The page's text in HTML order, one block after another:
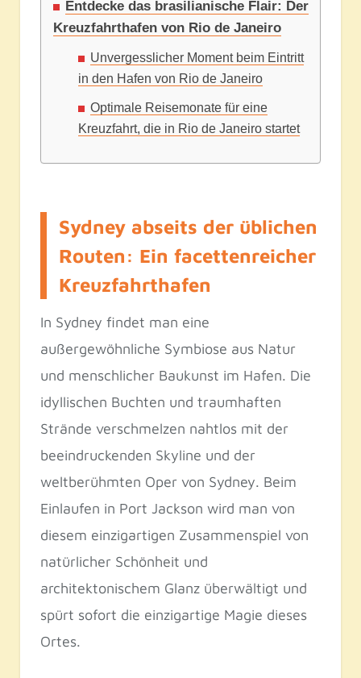
Entdecke das brasilianische Flair: Der
Kreuzfahrthafen von Rio de Janeiro
Unvergesslicher Moment beim Eintritt
in den Hafen von Rio de Janeiro
Optimale Reisemonate für eine
Kreuzfahrt, die in Rio de Janeiro startet
Sydney abseits der üblichen
Routen: Ein facettenreicher
Kreuzfahrthafen
In Sydney findet man eine
außergewöhnliche Symbiose aus Natur
und menschlicher Baukunst im Hafen. Die
idyllischen Buchten und traumhaften
Strände verschmelzen nahtlos mit der
beeindruckenden Skyline und der
weltberühmten Oper von Sydney. Beim
Einlaufen in Port Jackson wird man von
diesem einzigartigen Zusammenspiel von
natürlicher Schönheit und
architektonischem Glanz überwältigt und
spürt sofort die einzigartige Magie dieses
Ortes.